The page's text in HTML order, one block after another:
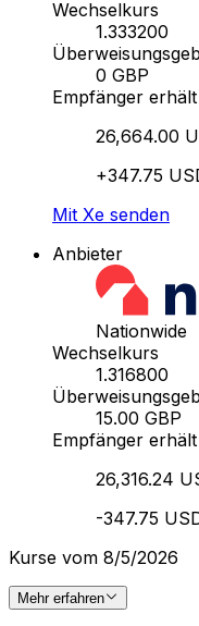
Wechselkurs
1.333200
0 GBP
Empfänger erhält
26,664.00
+347.75
Mit Xe senden
Anbieter
Nationwide
Wechselkurs
1.316800
15.00 GBP
Empfänger erhält
26,316.24
-347.75
Kurse vom 8/5/2026
Mehr erfahren